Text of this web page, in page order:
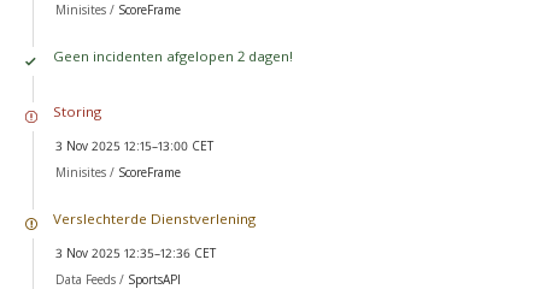
Minisites / ScoreFrame
Geen incidenten afgelopen 2 dagen!
Storing
3 Nov 2025 12:15–13:00 CET
Minisites / ScoreFrame
Verslechterde Dienstverlening
3 Nov 2025 12:35–12:36 CET
Data Feeds / SportsAPI